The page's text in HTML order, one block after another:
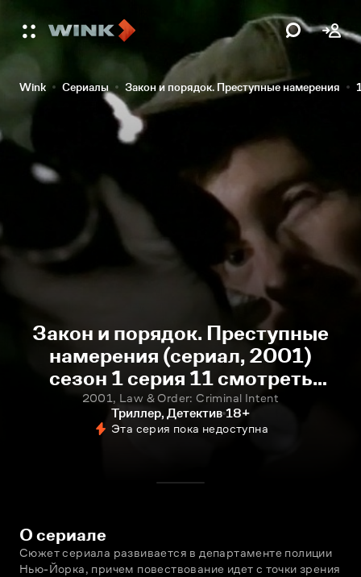
Wink Сериалы Закон и порядок. Преступные намерения
Закон и порядок. Преступные
намерения (сериал, 2001)
сезон 1 серия 11 смотреть
онлайн
2001, Law & Order: Criminal Intent
Триллер, Детектив 18+
Эта серия пока недоступна
О сериале
Сюжет сериала развивается в департаменте полиции
Нью-Йорка, причем повествование идет с точки зрения